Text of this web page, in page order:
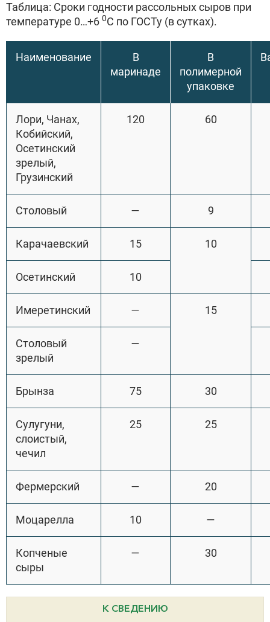
Таблица: Сроки годности рассольных сыров при
температуре 0…+6 0С по ГОСТу (в сутках).
Наименование
В
маринаде
В
полимерной
упаковке
Лори, Чанах,
Кобийский,
Осетинский
зрелый,
Грузинский
120 60
Столовый — 9
Карачаевский 15 10
Осетинский 10
Имеретинский — 15
Столовый
зрелый
—
Брынза 75 30
Сулугуни,
слоистый,
чечил
25 25
Фермерский — 20
Моцарелла 10 —
Копченые
сыры
— 30
К СВЕДЕНИЮ